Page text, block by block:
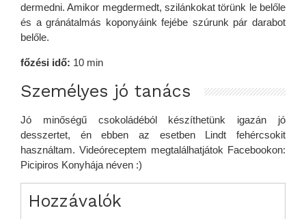
dermedni. Amikor megdermedt, szilánkokat törünk le belőle
és a gránátalmás koponyáink fejébe szúrunk pár darabot
belőle.
főzési idő: 10 min
Személyes jó tanács
Jó minőségű csokoládéból készíthetünk igazán jó
desszertet, én ebben az esetben Lindt fehércsokit
használtam. Videóreceptem megtalálhatjátok Facebookon:
Picipiros Konyhája néven :)
Hozzávalók